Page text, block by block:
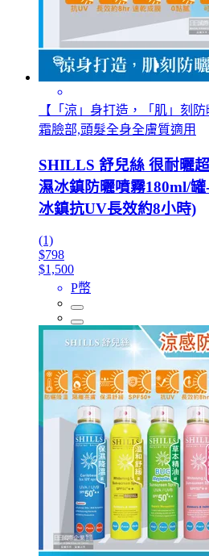
【「涼」身打造，「肌」刻
霜臉部,頭髮全身全膚質適用
SHILLS 舒兒絲 很耐曬
濕冰鎮防曬噴霧180ml/
冰鎮抗UV長效約8小時)
(1)
$798
$1,500
P幣